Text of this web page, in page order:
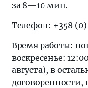
за 8—10 мин.
Телефон: +358
Время работы:
воскресенье:
августа), в
договоренности,